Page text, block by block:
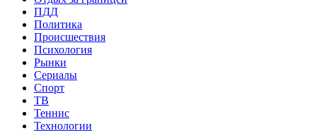
ПДД
Политика
Происшествия
Психология
Рынки
Сериалы
Спорт
ТВ
Теннис
Технологии